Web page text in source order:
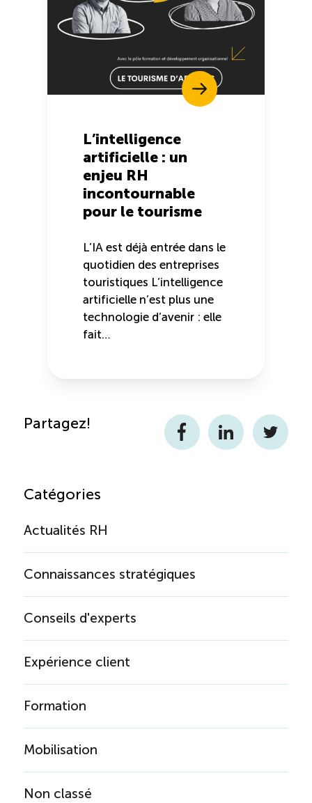
L’intelligence
artificielle : un
enjeu RH
incontournable
pour le tourisme
L’IA est déjà entrée dans le
quotidien des entreprises
touristiques L’intelligence
artificielle n’est plus une
technologie d’avenir : elle
fait…
Partagez!
FacebookLinkedInTwitter
Catégories
Actualités RH
Connaissances stratégiques
Conseils d'experts
Expérience client
Formation
Mobilisation
Non classé